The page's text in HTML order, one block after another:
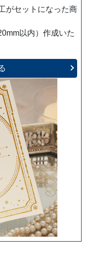
がセットになった商
以内）作成いた